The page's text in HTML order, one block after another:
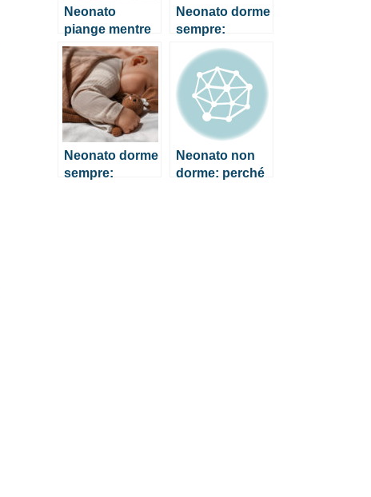
Neonato
piange mentre
mangia, cosa
fare?
Neonato dorme
sempre:
quando
preoccuparsi?
Neonato dorme
sempre:
Neonato non
dorme: perché